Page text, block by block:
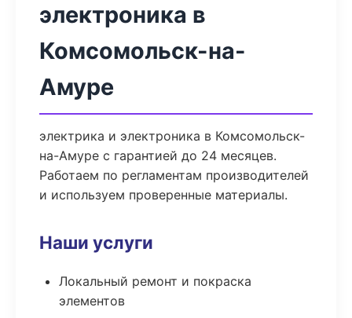
электроника в
Комсомольск-на-
Амуре
электрика и электроника в Комсомольск-
на-Амуре с гарантией до 24 месяцев.
Работаем по регламентам производителей
и используем проверенные материалы.
Наши услуги
Локальный ремонт и покраска
элементов